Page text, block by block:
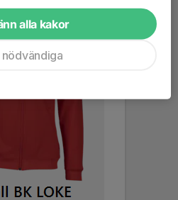
alla kakor
nödvändiga